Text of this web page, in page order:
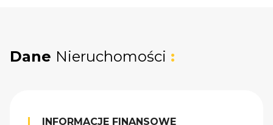
Dane Nieruchomości :
INFORMACJE FINANSOWE